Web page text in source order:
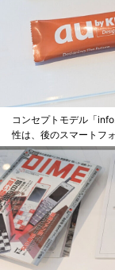
コンセプトモデル「
性は、後のスマートフ